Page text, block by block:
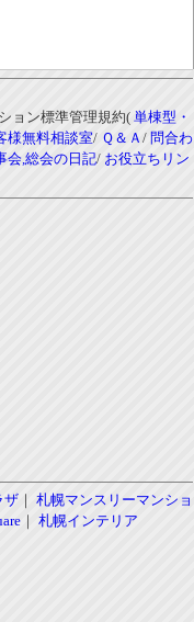
ョン標準管理規約( 単棟型・
様無料相談室/ Ｑ＆Ａ / 問合わ
会,総会の日記/ お役立ちリン
ザ｜ 札幌マンスリーマンショ
｜ 札幌インテリア